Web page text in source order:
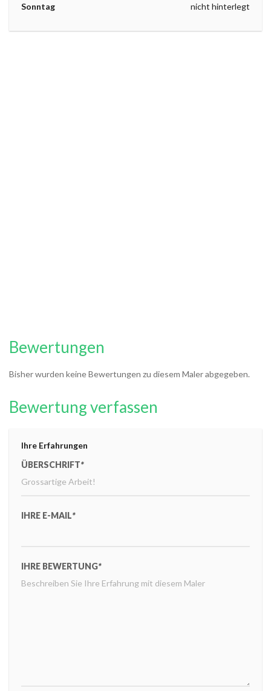
Sonntag
nicht hinterlegt
Bewertungen
Bisher wurden keine Bewertungen zu diesem Maler abgegeben.
Bewertung verfassen
Ihre Erfahrungen
ÜBERSCHRIFT*
IHRE E-MAIL*
IHRE BEWERTUNG*